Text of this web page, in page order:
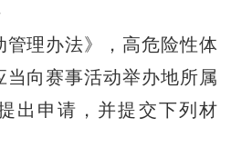
理办法》，高危险性体
向赛事活动举办地所属
出申请，并提交下列材